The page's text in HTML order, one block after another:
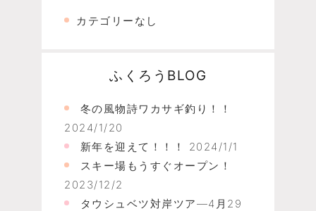
カテゴリーなし
ふくろうBLOG
冬の風物詩ワカサギ釣り！！
2024/1/20
新年を迎えて！！！
2024/1/1
スキー場もうすぐオープン！
2023/12/2
タウシュベツ対岸ツア―4月29